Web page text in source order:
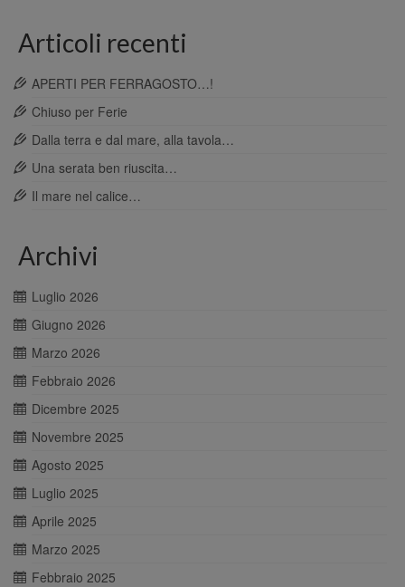
Articoli recenti
APERTI PER FERRAGOSTO…!
Chiuso per Ferie
Dalla terra e dal mare, alla tavola…
Una serata ben riuscita…
Il mare nel calice…
Archivi
Luglio 2026
Giugno 2026
Marzo 2026
Febbraio 2026
Dicembre 2025
Novembre 2025
Agosto 2025
Luglio 2025
Aprile 2025
Marzo 2025
Febbraio 2025